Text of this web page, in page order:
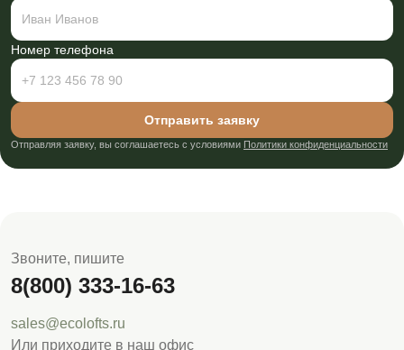
Номер телефона
Отправить заявку
Отправляя заявку, вы соглашаетесь с условиями Политики конфиденциальности
Звоните, пишите
8(800) 333-16-63
sales@ecolofts.ru
Или приходите в наш офис